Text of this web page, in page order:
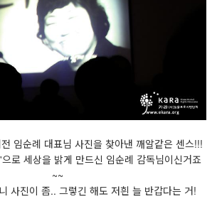
임순례 대표님 사진을 찾아낸 깨알같은 센스!!!
로 세상을 밝게 만드신 임순례 감독님이신거죠
~~
사진이 좀.. 그렇긴 해도 저흰 늘 반갑다는 거!